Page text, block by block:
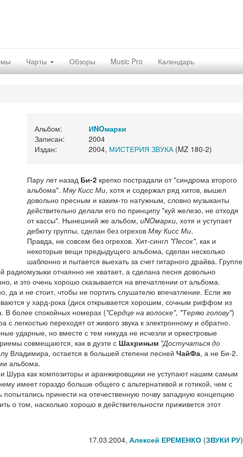
Чарты Обзоры Music Pro Календарь
Альбом:
ИNOмарки
Записан:
2004
Издан:
2004, МИСТЕРИЯ ЗВУКА(MZ 180-2)
Пару лет назад Би-2крепко пострадали от "синдрома второго
альбома". Мяу Кисс Ми, хотя и содержал ряд хитов, вышел
довольно пресным и каким-то натужным, словно музыканты
действительно делали его по принципу "куй железо, не отходя
от кассы". Нынешний же альбом, иNOмарки, хотя и уступает
дебюту группы, сделан без огрехов Мяу Кисс Ми.
Правда, не совсем без огрехов. Хит-сингл "Песок", как и
некоторые вещи предыдущего альбома, сделан несколько
шаблонно и пытается выехать за счет гитарного драйва. Группе
радиомузыки отчаянно не хватает, а сделана песня довольно
и это очень хорошо сказывается на впечатлении от альбома.
да и не стоит, чтобы не портить слушателю впечатление. Если же
у хард-рока (диск открывается хорошим, сочным риффом из
В более спокойных номерах ("Сердце на волоске", "Теряю голову")
легкостью переходят от живого звука к электронному и обратно.
ударные, но вместе с тем никуда не исчезли и оркестровые
совмещаются, как в дуэте с Шахриным "Достучаться до
Владимира, остается в большей степени песней ЧайФа, а не Би-2.
альбома.
Шура как композиторы и аранжировщики не уступают нашим самым
имеет гораздо больше общего с альтернативой и готикой, чем с
попытались принести на отечественную почву западную концепцию
о том, насколько хорошо в действительности приживется этот
17.03.2004, Алексей ЕРЕМЕНКО(ЗВУКИ РУ)